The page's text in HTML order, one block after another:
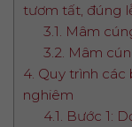
tươm tất, đúng
3.1. Mâm
3.2. Mâm
4. Quy trình
nghiêm
4.1. Bước 1: